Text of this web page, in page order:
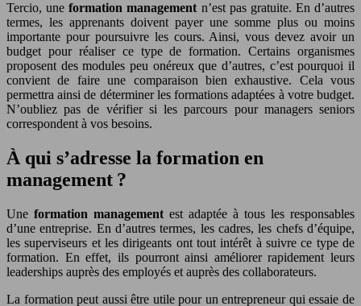
Tercio, uneformation management n’est pas gratuite. En d’autres
termes, les apprenants doivent payer une somme plus ou moins
importante pour poursuivre les cours. Ainsi, vous devez avoir un
budget pour réaliser ce type de formation. Certains organismes
proposent des modules peu onéreux que d’autres, c’est pourquoi il
convient de faire une comparaison bien exhaustive. Cela vous
permettra ainsi de déterminer les formations adaptées à votre budget.
N’oubliez pas de vérifier si les parcours pour managers seniors
correspondent à vos besoins.
À qui s’adresse la formation en
management ?
Une formation management est adaptée à tous les responsables
d’une entreprise. En d’autres termes, les cadres, les chefs d’équipe,
les superviseurs et les dirigeants ont tout intérêt à suivre ce type de
formation. En effet, ils pourront ainsi améliorer rapidement leurs
leaderships auprès des employés et auprès des collaborateurs.
La formation peut aussi être utile pour un entrepreneur qui essaie de